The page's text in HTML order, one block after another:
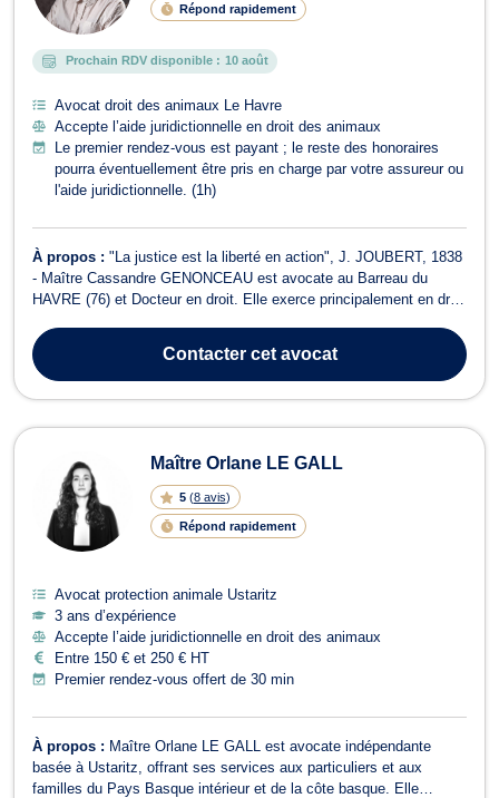
Répond rapidement
Prochain RDV disponible : 10 août
Avocat droit des animaux Le Havre
Accepte l’aide juridictionnelle en droit des animaux
Le premier rendez-vous est payant ; le reste des honoraires
pourra éventuellement être pris en charge par votre assureur ou
l'aide juridictionnelle. (1h)
À propos : "La justice est la liberté en action", J. JOUBERT, 1838
- Maître Cassandre GENONCEAU est avocate au Barreau du
HAVRE (76) et Docteur en droit. Elle exerce principalement en droit
Contactercet avocat
Maître Orlane LE GALL
5 (8 avis)
Répond rapidement
Avocat protection animale Ustaritz
3 ans d’expérience
Accepte l’aide juridictionnelle en droit des animaux
Entre 150 € et 250 € HT
Premier rendez-vous offert de 30 min
À propos : Maître Orlane LE GALL est avocate indépendante
basée à Ustaritz, offrant ses services aux particuliers et aux
familles du Pays Basque intérieur et de la côte basque. Elle